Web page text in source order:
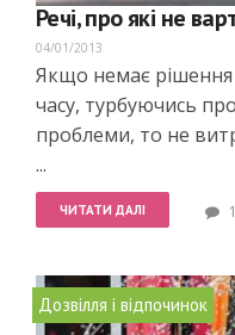
Речі, про які не
04/01/2013
Якщо немає
часу, турбуючись
проблеми, то не
...
ЧИТАТИ ДАЛІ 1
Дозвілля і відпочинок